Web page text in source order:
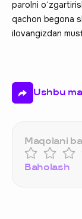
parolni
qachon begona
ilovangizdan
Ushbu
Maqolani
Baholash